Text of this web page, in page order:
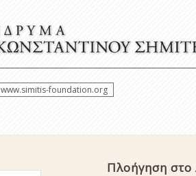
www.simitis-foundation.org
Πλοήγηση